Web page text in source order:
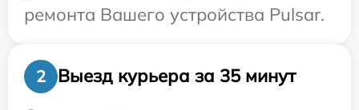
ремонта Вашего устройства Pulsar.
2
Выезд курьера за 35 минут